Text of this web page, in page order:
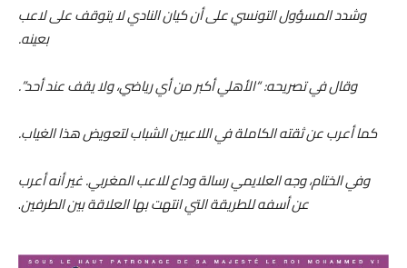
وشدد المسؤول التونسي على أن كيان النادي لا يتوقف على لاعب
بعينه.
وقال في تصريحه: “الأهلي أكبر من أي رياضي، ولا يقف عند أحد”.
كما أعرب عن ثقته الكاملة في اللاعبين الشباب لتعويض هذا الغياب.
​وفي الختام، وجه العلايمي رسالة وداع للاعب المغربي. غير أنه أعرب
عن أسفه للطريقة التي انتهت بها العلاقة بين الطرفين.